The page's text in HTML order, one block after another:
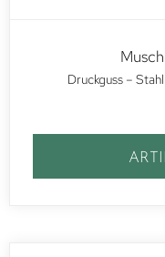
Druckguss –